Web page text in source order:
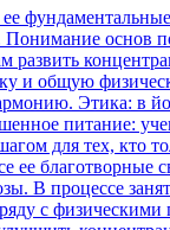
и гибкости тела, а также улучшению осанки и позы. В процессе занятий йогой активно участвует само дыхание, которое помогает очищать организм от токсинов и защищать его от негативного воздействия окружающей среды. Наряду с физическими преимуществами, йога также способствует улучшению психического состояния. Медитация, которая является важной частью йоги, позволяет снять стресс и тревогу, улучшить концентрацию и способность к релаксации. Она помогает нам находить внутреннюю гармонию и равновесие, что в свою очередь положительно отражается на общем самочувствии и психологическом благополучии. Занятия йогой также способствуют укреплению иммунной системы, что помогает предотвратить множество заболеваний и улучшить регенерацию тканей. Более того, йога может быть полезна для людей с хроническими заболеваниями, такими как артрит или астма, т.к. она помогает улучшить функциональность и подвижность суставов, а также улучшить дыхательную систему. Таким образом, регулярная практика йоги может